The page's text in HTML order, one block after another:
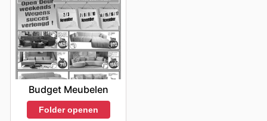
Budget Meubelen
Folder openen